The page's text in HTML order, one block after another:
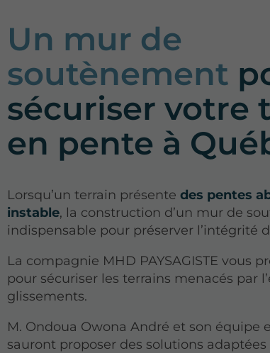
Un mur de
soutènement
sécuriser votre
en pente à
Lorsqu’un terrain présentedes pentes
instable, la construction d’un mur de
indispensable pour préserver l’intégrité
La compagnie MHD PAYSAGISTE vous
pour sécuriser les terrains menacés par
glissements.
M. Ondoua Owona André et son équipe
sauront proposer des solutions